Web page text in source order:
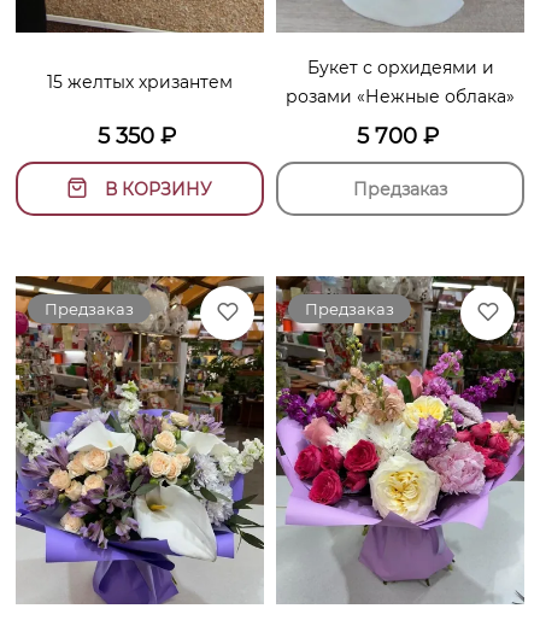
15 желтых хризантем
5 350 ₽
В КОРЗИНУ
Букет с орхидеями и
розами «Нежные облака»
5 700₽
Предзаказ
Предзаказ Предзаказ